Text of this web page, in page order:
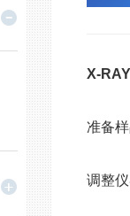
X-
准备
调整